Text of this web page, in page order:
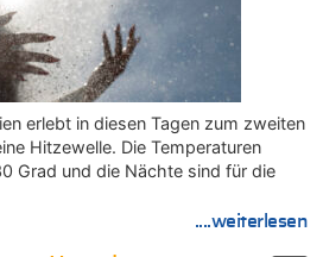
erlebt in diesen Tagen zum zweiten
Hitzewelle. Die Temperaturen
Grad und die Nächte sind für die
....weiterlesen